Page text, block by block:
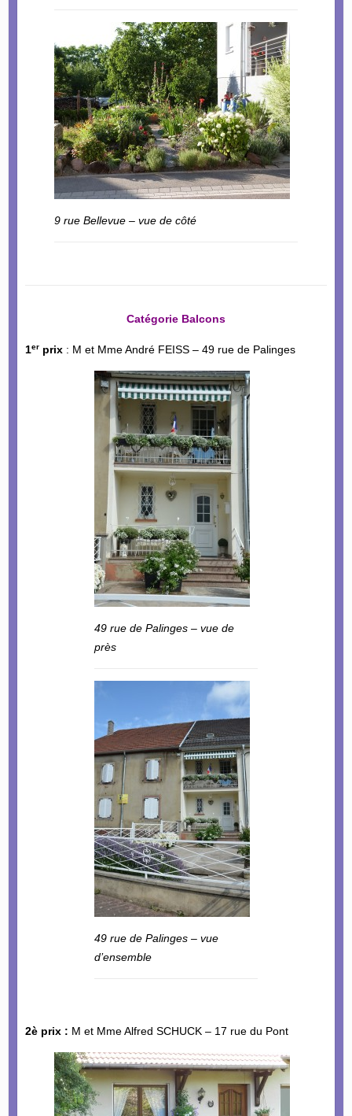
9 rue Bellevue – vue de côté
Catégorie Balcons
1erprix: M et Mme André FEISS – 49 rue de Palinges
49 rue de Palinges – vue de
près
49 rue de Palinges – vue
d’ensemble
2è prix : M et Mme Alfred SCHUCK – 17 rue du Pont